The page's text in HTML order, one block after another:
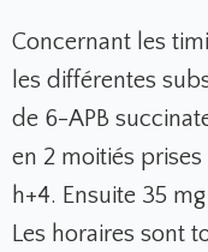
Concernant les
les différentes
de 6-APB
en 2 moitiés
h+4. Ensuite 35
Les horaires sont